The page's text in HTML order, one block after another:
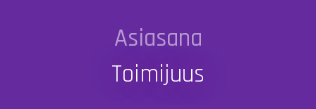
Asiasana
Toimijuus